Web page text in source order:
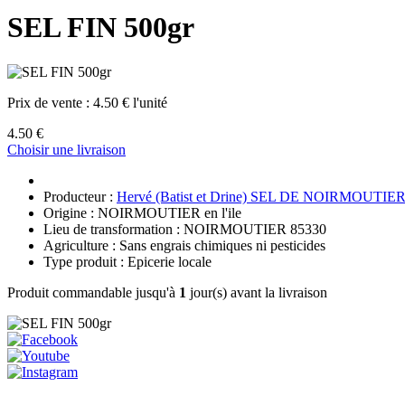
SEL FIN 500gr
Prix de vente : 4.50 € l'unité
4.50 €
Choisir une livraison
Producteur : Hervé (Batist et Drine) SEL DE NOIRMOUTIER
Origine : NOIRMOUTIER en l'ile
Lieu de transformation : NOIRMOUTIER 85330
Agriculture : Sans engrais chimiques ni pesticides
Type produit : Epicerie locale
Produit commandable jusqu'à 1 jour(s) avant la livraison